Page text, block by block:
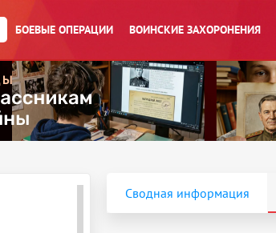
БОЕВЫЕ ОПЕРАЦИИ ВОИНСКИЕ ЗАХОРОНЕНИЯ
Сводная информация